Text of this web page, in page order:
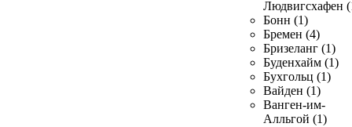
Людвигсхафен
Бонн (1)
Бремен (4)
Бризеланг (1)
Буденхайм (1)
Бухгольц (1)
Вайден (1)
Ванген-им-
Алльгой (1)